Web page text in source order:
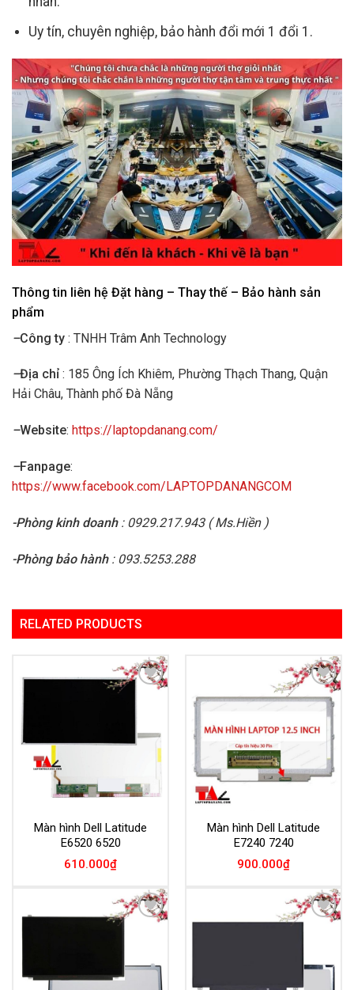
Uy tín, chuyên nghiệp, bảo hành đổi mới 1 đổi 1.
Thông tin liên hệ Đặt hàng – Thay thế – Bảo hành sản
phẩm
–Công ty : TNHH Trâm Anh Technology
–Địa chỉ : 185 Ông Ích Khiêm, Phường Thạch Thang, Quận
Hải Châu, Thành phố Đà Nẵng
–Website: https://laptopdanang.com/
–Fanpage:
https://www.facebook.com/LAPTOPDANANGCOM
-Phòng kinh doanh: 0929.217.943 ( Ms.Hiền )
-Phòng bảo hành: 093.5253.288
RELATED PRODUCTS
Màn hình Dell Latitude
E6520 6520
610.000₫
Add to
Wishlist
Màn hình Dell Latitude
E7240 7240
900.000₫